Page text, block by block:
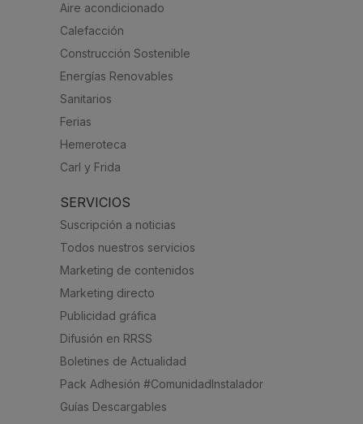
Aire acondicionado
Calefacción
Construcción Sostenible
Energías Renovables
Sanitarios
Ferias
Hemeroteca
Carl y Frida
SERVICIOS
Suscripción a noticias
Todos nuestros servicios
Marketing de contenidos
Marketing directo
Publicidad gráfica
Difusión en RRSS
Boletines de Actualidad
Pack Adhesión #ComunidadInstalador
Guías Descargables